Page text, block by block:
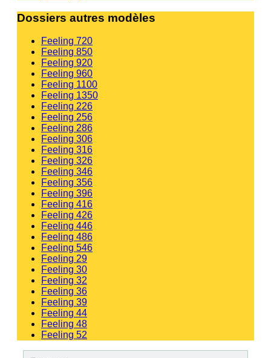
Dossiers autres modèles
Feeling 720
Feeling 850
Feeling 920
Feeling 960
Feeling 1100
Feeling 1350
Feeling 226
Feeling 256
Feeling 286
Feeling 306
Feeling 316
Feeling 326
Feeling 346
Feeling 356
Feeling 396
Feeling 416
Feeling 426
Feeling 446
Feeling 486
Feeling 546
Feeling 29
Feeling 30
Feeling 32
Feeling 36
Feeling 39
Feeling 44
Feeling 48
Feeling 52